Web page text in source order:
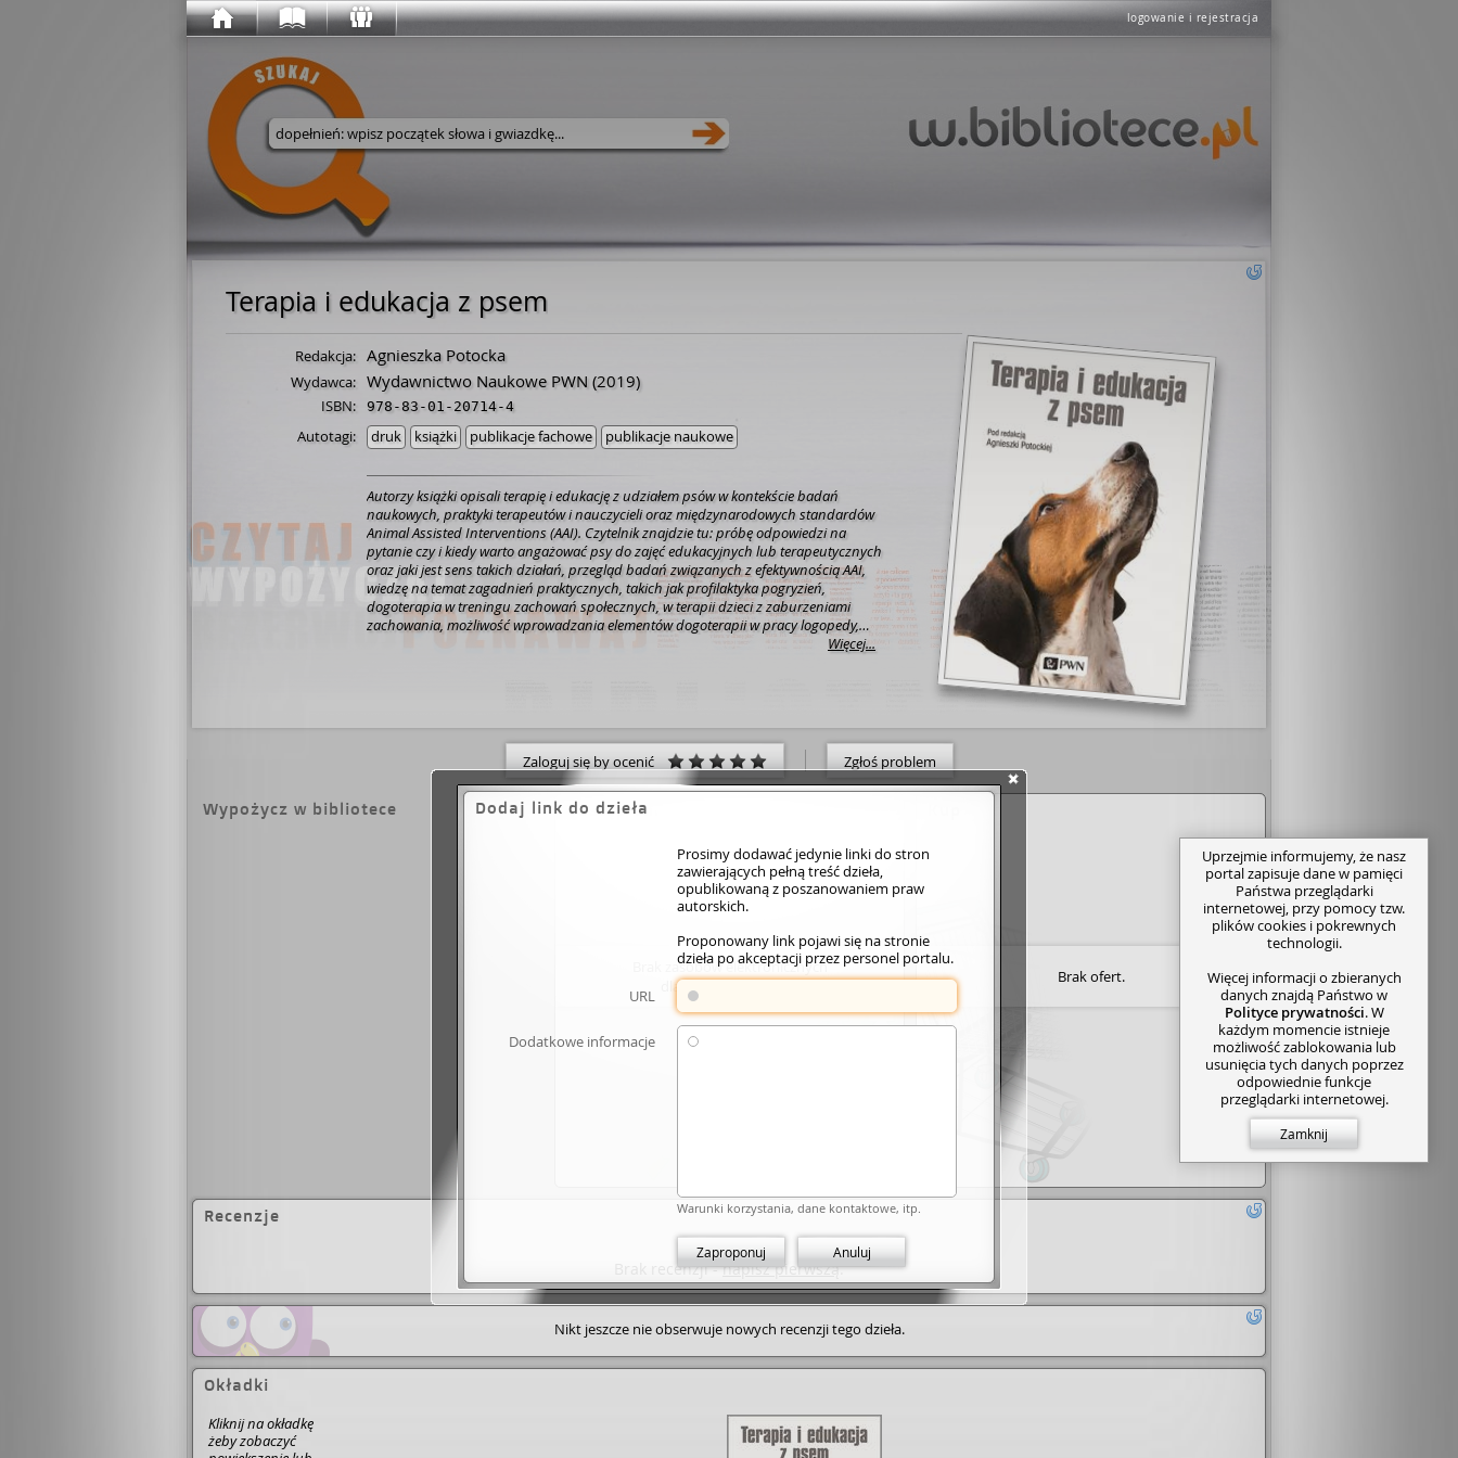
logowanie i rejestracja
Wyszukaj w serwisie
Terapia i edukacja z psem
Redakcja: Agnieszka Potocka
Wydawca: Wydawnictwo Naukowe PWN (2019)
ISBN: 978-83-01-20714-4
Autotagi: druk książki publikacje fachowe publikacje naukowe
Autorzy książki opisali terapię i edukację z udziałem psów w kontekście badań
naukowych, praktyki terapeutów i nauczycieli oraz międzynarodowych standardów
Animal Assisted Interventions (AAI). Czytelnik znajdzie tu: próbę odpowiedzi na
pytanie czy i kiedy warto angażować psy do zajęć edukacyjnych lub terapeutycznych
oraz jaki jest sens takich działań, przegląd badań związanych z efektywnością AAI,
wiedzę na temat zagadnień praktycznych, takich jak profilaktyka pogryzień,
dogoterapia w treningu zachowań społecznych, w terapii dzieci z zaburzeniami
zachowania, możliwość wprowadzania elementów dogoterapii w pracy logopedy,
Więcej...
Zaloguj się by ocenić Zgłoś problem
Wypożycz w bibliotece Dostęp online
Brak zasobów elektronicznych
dla wybranego dzieła.
Brak ofert.
Recenzje
Brak recenzji -napisz pierwszą.
Nikt jeszcze nie obserwuje nowych recenzji tego dzieła.
Okładki
Kliknij na okładkę
żeby zobaczyć
Dodaj link do dzieła
Prosimy dodawać jedynie linki do stron
zawierających pełną treść dzieła,
opublikowaną z poszanowaniem praw
autorskich.
Proponowany link pojawi się na stronie
dzieła po akceptacji przez personel portalu.
URL
Dodatkowe informacje
Warunki korzystania, dane kontaktowe, itp.
Zaproponuj Anuluj
Uprzejmie informujemy, że nasz
portal zapisuje dane w pamięci
Państwa przeglądarki
internetowej, przy pomocy tzw.
plików cookies i pokrewnych
technologii.
Więcej informacji o zbieranych
danych znajdą Państwo w
Polityce prywatności. W
każdym momencie istnieje
możliwość zablokowania lub
usunięcia tych danych poprzez
odpowiednie funkcje
przeglądarki internetowej.
Zamknij